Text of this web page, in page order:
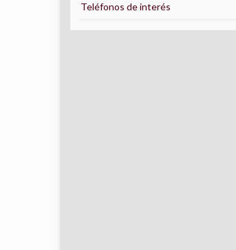
Teléfonos de interés